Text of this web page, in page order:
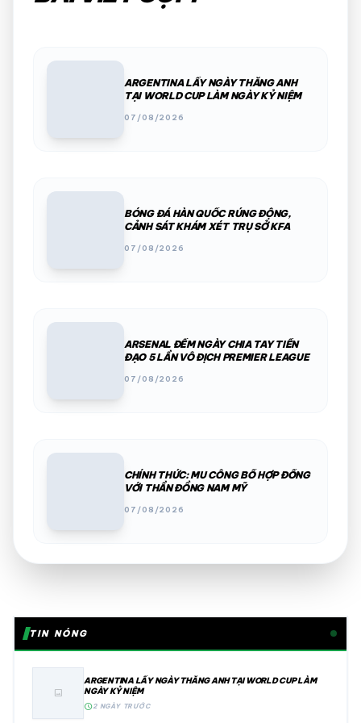
ARGENTINA LẤY NGÀY THẮNG ANH
TẠI WORLD CUP LÀM NGÀY KỶ NIỆM
07/08/2026
BÓNG ĐÁ HÀN QUỐC RÚNG ĐỘNG,
CẢNH SÁT KHÁM XÉT TRỤ SỞ KFA
07/08/2026
ARSENAL ĐẾM NGÀY CHIA TAY TIỀN
ĐẠO 5 LẦN VÔ ĐỊCH PREMIER LEAGUE
07/08/2026
CHÍNH THỨC: MU CÔNG BỐ HỢP ĐỒNG
VỚI THẦN ĐỒNG NAM MỸ
07/08/2026
TIN NÓNG
image
ARGENTINA LẤY NGÀY THẮNG ANH TẠI WORLD CUP LÀM
NGÀY KỶ NIỆM
schedule2 NGÀY TRƯỚC